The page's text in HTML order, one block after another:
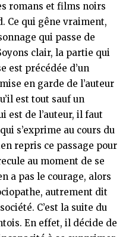
romans et films noirs
Ce qui gêne vraiment,
qui passe de
clair, la partie qui
est précédée d’un
en garde de l’auteur
est tout sauf un
est de l’auteur, il faut
s’exprime au cours du
repris ce passage pour
au moment de se
a pas le courage, alors
autrement dit
C’est la suite du
En effet, il décide de